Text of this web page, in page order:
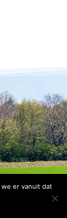
er vanuit dat